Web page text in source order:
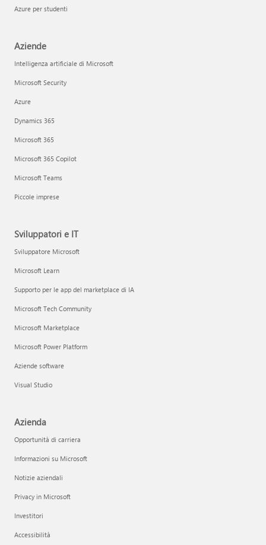
Azure per studenti
Aziende
Intelligenza artificiale di Microsoft
Microsoft Security
Azure
Dynamics 365
Microsoft 365
Microsoft 365 Copilot
Microsoft Teams
Piccole imprese
Sviluppatori e IT
Sviluppatore Microsoft
Microsoft Learn
Supporto per le app del marketplace di IA
Microsoft Tech Community
Microsoft Marketplace
Microsoft Power Platform
Aziende software
Visual Studio
Azienda
Opportunità di carriera
Informazioni su Microsoft
Notizie aziendali
Privacy in Microsoft
Investitori
Accessibilità